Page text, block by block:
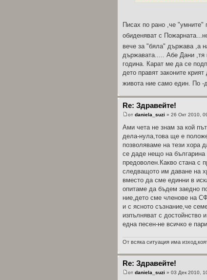
Писах по рано ,че
обиденяват с
вече за "бяла" държава ,а
държавата..... Абе Дани ,тя
година. Карат ме да се
дето правят законите
живота ние само един. По -
Re: Здравейте!
от daniela_suzi » 26 Окт 2010,
Ами чета не знам за кой
дела-нула,това ще е
позволяваме на тези хора
се даде нещо на
предоволен.Какво стана с
следващото им даване на
вместо да сме единни в
опитаме да бъдем заедно
ние,дето сме членове на
и с ясното съзнание,че
изпълняват с достойнство
една песен-не всичко е
От всяка ситуация има
Re: Здравейте!
от daniela_suzi » 03 Дек 2010,